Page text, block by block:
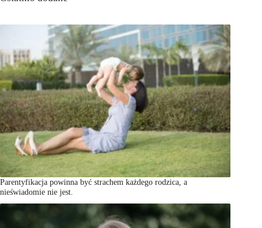
Parentyfikacja powinna być strachem każdego rodzica, a
nieświadomie nie jest.